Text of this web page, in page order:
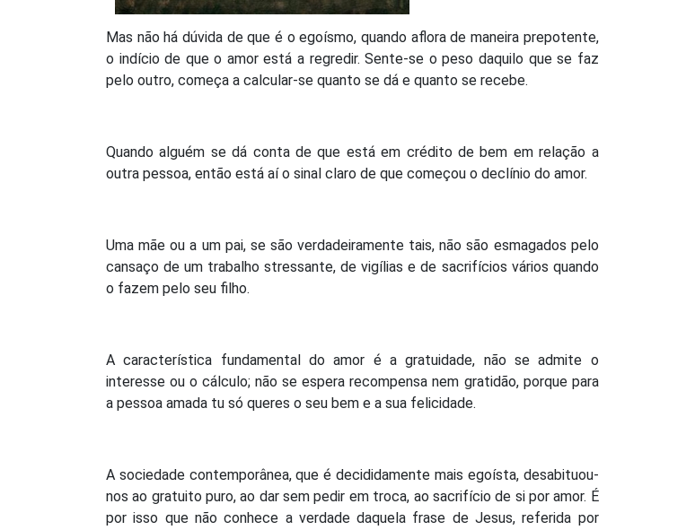
Mas não há dúvida de que é o egoísmo, quando aflora de maneira prepotente,
o indício de que o amor está a regredir. Sente-se o peso daquilo que se faz
pelo outro, começa a calcular-se quanto se dá e quanto se recebe.
Quando alguém se dá conta de que está em crédito de bem em relação a
outra pessoa, então está aí o sinal claro de que começou o declínio do amor.
Uma mãe ou a um pai, se são verdadeiramente tais, não são esmagados pelo
cansaço de um trabalho stressante, de vigílias e de sacrifícios vários quando
o fazem pelo seu filho.
A característica fundamental do amor é a gratuidade, não se admite o
interesse ou o cálculo; não se espera recompensa nem gratidão, porque para
a pessoa amada tu só queres o seu bem e a sua felicidade.
A sociedade contemporânea, que é decididamente mais egoísta, desabituou-
nos ao gratuito puro, ao dar sem pedir em troca, ao sacrifício de si por amor. É
por isso que não conhece a verdade daquela frase de Jesus, referida por